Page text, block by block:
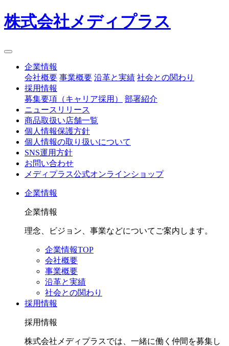
株式会社メディプラス
企業情報
会社概要 事業概要 沿革と実績 社会との関わり
採用情報
募集要項（キャリア採用）
部署紹介
ニュースリリース
商品取扱い店舗一覧
個人情報保護方針
個人情報の取り扱いについて
SNS運用方針
お問い合わせ
メディプラス公式オンラインショップ
企業情報
企業情報
理念、ビジョン、事業などについてご案内します。
企業情報TOP
会社概要
事業概要
沿革と実績
社会との関わり
採用情報
採用情報
株式会社メディプラスでは、一緒に働く仲間を募集し